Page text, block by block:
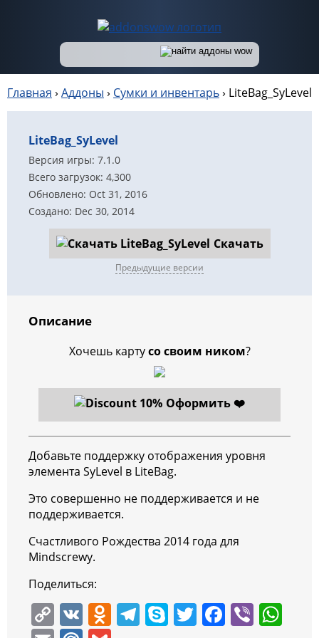
Главная › Аддоны › Сумки и инвентарь› LiteBag_SyLevel
LiteBag_SyLevel
Версия игры: 7.1.0
Всего загрузок: 4,300
Обновлено: Oct 31, 2016
Создано: Dec 30, 2014
Скачать
Предыдущие версии
Описание
Хочешь картусо своим ником?
Оформить ❤️
Добавьте поддержку отображения уровня
элемента SyLevel в LiteBag.
Это совершенно не поддерживается и не
поддерживается.
Счастливого Рождества 2014 года для
Mindscrewy.
Поделиться:
C V O T S T F Vi